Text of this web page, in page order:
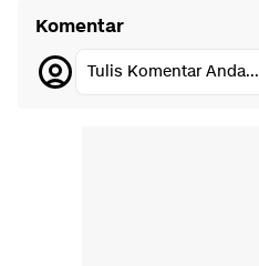
Komentar
Tulis Komentar Anda...